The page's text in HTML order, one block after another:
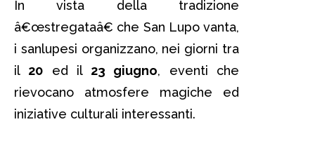
In vista della tradizione
â€œstregataâ€ che San Lupo vanta,
i sanlupesi organizzano, nei giorni tra
il 20 ed il 23 giugno, eventi che
rievocano atmosfere magiche ed
iniziative culturali interessanti.